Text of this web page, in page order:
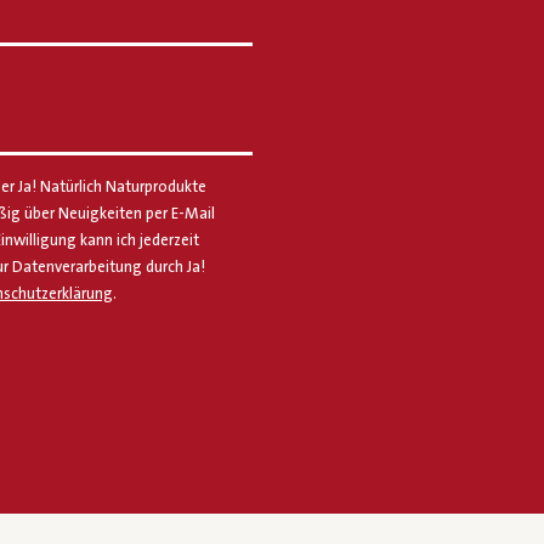
Ja! Natürlich Naturprodukte
über Neuigkeiten per E-Mail
kann ich jederzeit
Datenverarbeitung durch Ja!
.